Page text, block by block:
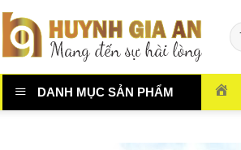
DANH MỤC SẢN PHẨM